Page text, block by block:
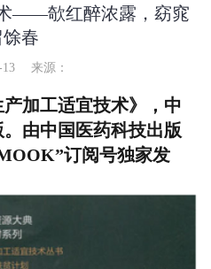
——欹红醉浓露，窈窕
馀春
13 来源：
加工适宜技术》，中
由中国医药科技出版
订阅号独家发